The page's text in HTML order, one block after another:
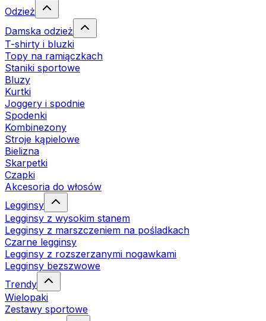
Odzież
Damska odzież
T-shirty i bluzki
Topy na ramiączkach
Staniki sportowe
Bluzy
Kurtki
Joggery i spodnie
Spodenki
Kombinezony
Stroje kąpielowe
Bielizna
Skarpetki
Czapki
Akcesoria do włosów
Legginsy
Legginsy z wysokim stanem
Legginsy z marszczeniem na pośladkach
Czarne legginsy
Legginsy z rozszerzanymi nogawkami
Legginsy bezszwowe
Trendy
Wielopaki
Zestawy sportowe